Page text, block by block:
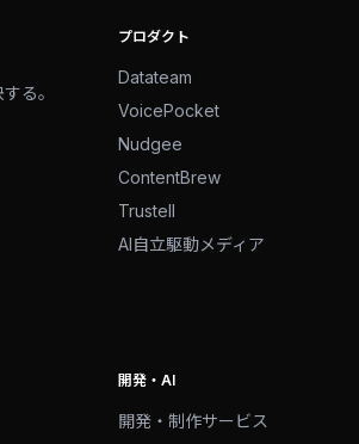
る。
プロダクト
Datateam
VoicePocket
Nudgee
ContentBrew
Trustell
AI自立駆動メディア
開発・AI
開発・制作サービス